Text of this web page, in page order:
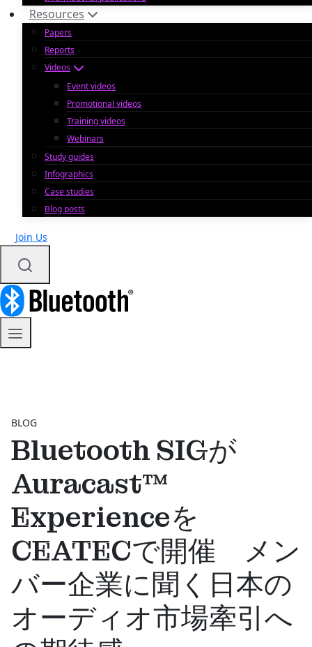
Resources
Papers
Reports
Videos
Event videos
Promotional videos
Training videos
Webinars
Study guides
Infographics
Case studies
Blog posts
Join Us
BLOG
Bluetooth SIGが
Auracast™
Experienceを
CEATECで開催 メン
バー企業に聞く日本の
オーディオ市場牽引へ